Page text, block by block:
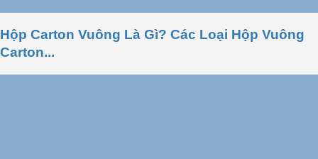
Hộp Carton Vuông Là Gì? Các Loại Hộp Vuông
Carton...